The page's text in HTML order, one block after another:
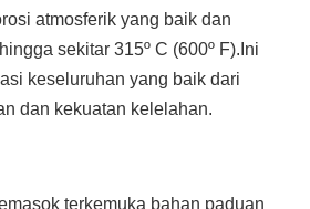
atmosferik yang baik dan
sekitar 315º C (600º F).Ini
keseluruhan yang baik dari
dan kekuatan kelelahan.
terkemuka bahan paduan